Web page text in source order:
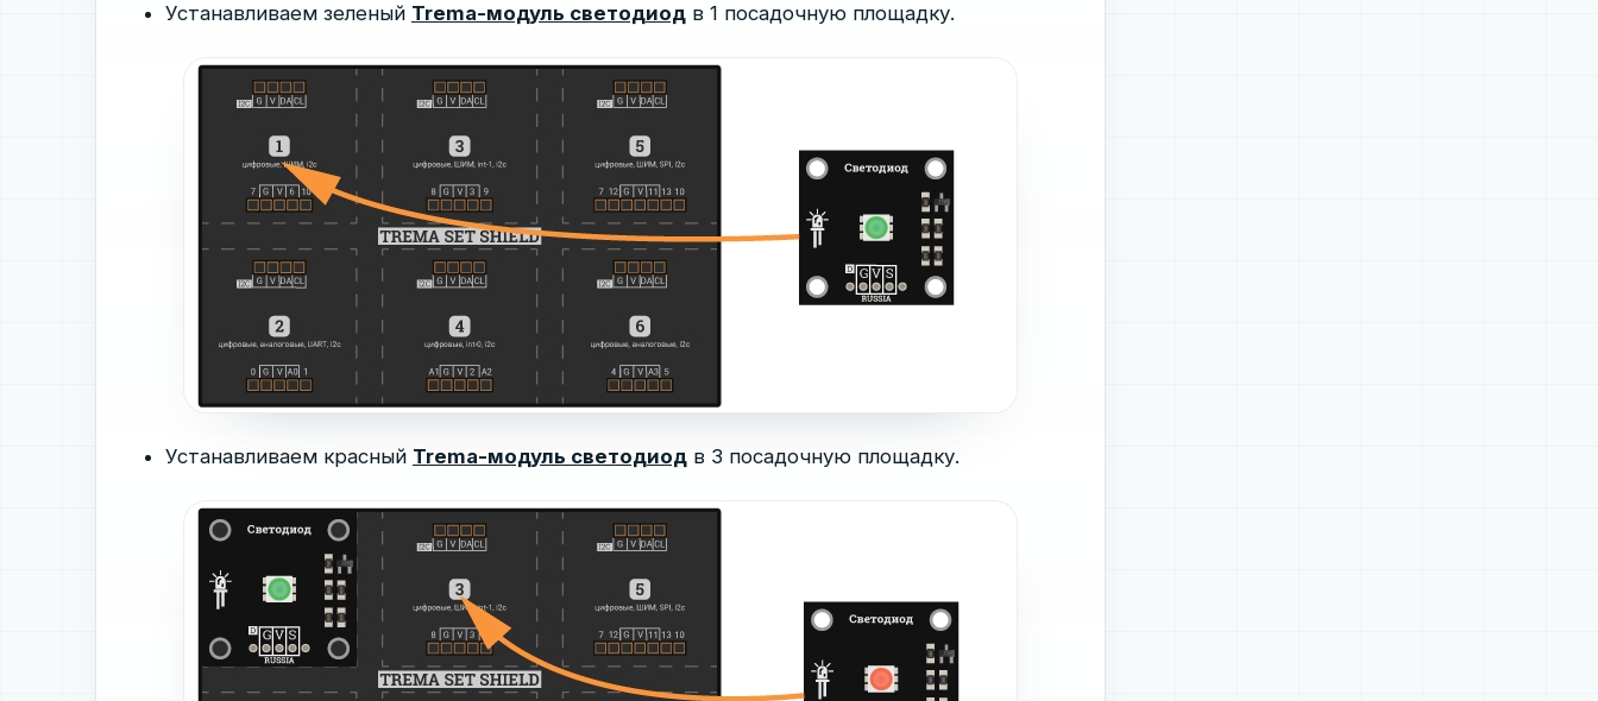
Устанавливаем зеленый Trema-модуль светодиод в 1 посадочную площадку.
Устанавливаем красный Trema-модуль светодиод в 3 посадочную площадку.